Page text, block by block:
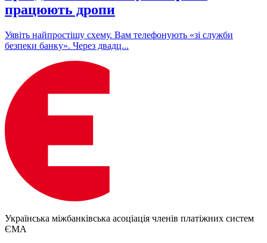
працюють дропи
Уявіть найпростішу схему. Вам телефонують «зі служби
безпеки банку». Через двадц...
Українська міжбанківська асоціація членів платіжних систем
ЄМА